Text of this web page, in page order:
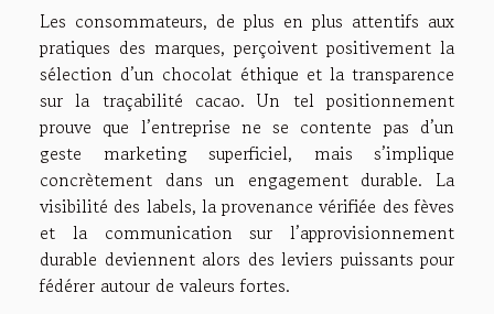
Les consommateurs, de plus en plus attentifs aux
pratiques des marques, perçoivent positivement la
sélection d’un chocolat éthique et la transparence
sur la traçabilité cacao. Un tel positionnement
prouve que l’entreprise ne se contente pas d’un
geste marketing superficiel, mais s’implique
concrètement dans un engagement durable. La
visibilité des labels, la provenance vérifiée des fèves
et la communication sur l’approvisionnement
durable deviennent alors des leviers puissants pour
fédérer autour de valeurs fortes.